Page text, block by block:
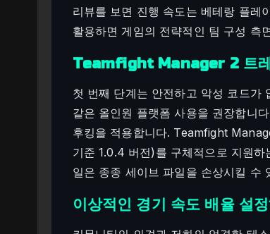
리뷰를 보면 진행 속도는 베테랑 플레
활용하면 게임의 전략적인 팀 구성 측
Teamfight Manager 2 트레
첫 번째 단계는 안전하고 악성 코드가
같은 올인원 플랫폼 사용을 권장합니
후킹을 적용합니다. Teamfight
기준 1.0.4 버전)를 구체적으로 지원
일은 종종 세이브 파일을 손상시킬 수
이상적인 경기 속도 배율 설정